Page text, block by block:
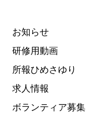
お知らせ
研修用動画
所報ひめさゆり
求人情報
ボランティア募集